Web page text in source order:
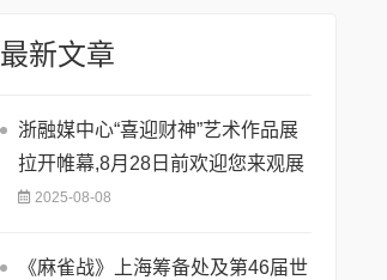
最新文章
浙融媒中心“喜迎财神”艺术作品展
拉开帷幕,8月28日前欢迎您来观展
2025-08-08
《麻雀战》上海筹备处及第46届世